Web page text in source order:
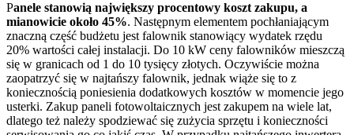
Panele stanowią największy procentowy koszt zakupu, a
mianowicie około 45%. Następnym elementem pochłaniającym
znaczną część budżetu jest falownik stanowiący wydatek rzędu
20% wartości całej instalacji. Do 10 kW ceny falowników mieszczą
się w granicach od 1 do 10 tysięcy złotych. Oczywiście można
zaopatrzyć się w najtańszy falownik, jednak wiąże się to z
koniecznością poniesienia dodatkowych kosztów w momencie jego
usterki. Zakup paneli fotowoltaicznych jest zakupem na wiele lat,
dlatego też należy spodziewać się zużycia sprzętu i konieczności